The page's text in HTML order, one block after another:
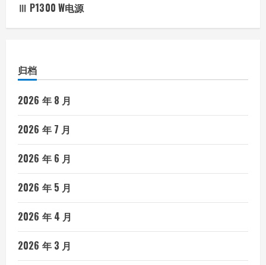
Ⅲ P1300 W电源
归档
2026 年 8 月
2026 年 7 月
2026 年 6 月
2026 年 5 月
2026 年 4 月
2026 年 3 月